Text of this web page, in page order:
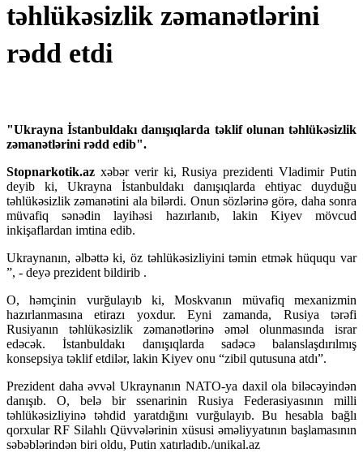
təhlükəsizlik zəmanətlərini
rədd etdi
"Ukrayna İstanbuldakı danışıqlarda təklif olunan təhlükəsizlik
zəmanətlərini rədd edib".
Stopnarkotik.az xəbər verir ki, Rusiya prezidenti Vladimir Putin
deyib ki, Ukrayna İstanbuldakı danışıqlarda ehtiyac duyduğu
təhlükəsizlik zəmanətini ala bilərdi. Onun sözlərinə görə, daha sonra
müvafiq sənədin layihəsi hazırlanıb, lakin Kiyev mövcud
inkişaflardan imtina edib.
Ukraynanın, əlbəttə ki, öz təhlükəsizliyini təmin etmək hüququ var
”, - deyə prezident bildirib .
O, həmçinin vurğulayıb ki, Moskvanın müvafiq mexanizmin
hazırlanmasına etirazı yoxdur. Eyni zamanda, Rusiya tərəfi
Rusiyanın təhlükəsizlik zəmanətlərinə əməl olunmasında israr
edəcək. İstanbuldakı danışıqlarda sadəcə balanslaşdırılmış
konsepsiya təklif etdilər, lakin Kiyev onu “zibil qutusuna atdı”.
Prezident daha əvvəl Ukraynanın NATO-ya daxil ola biləcəyindən
danışıb. O, belə bir ssenarinin Rusiya Federasiyasının milli
təhlükəsizliyinə təhdid yaratdığını vurğulayıb. Bu hesabla bağlı
qorxular RF Silahlı Qüvvələrinin xüsusi əməliyyatının başlamasının
səbəblərindən biri oldu, Putin xatırladıb./unikal.az